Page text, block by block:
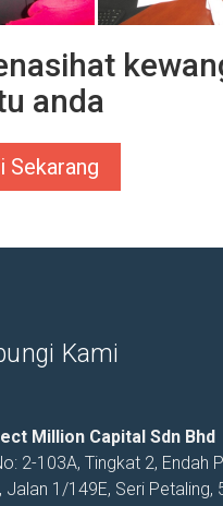
anda
Sekarang
Kami
Million Capital Sdn Bhd
2-103A, Tingkat 2, Endah
Jalan 1/149E, Seri Petaling,